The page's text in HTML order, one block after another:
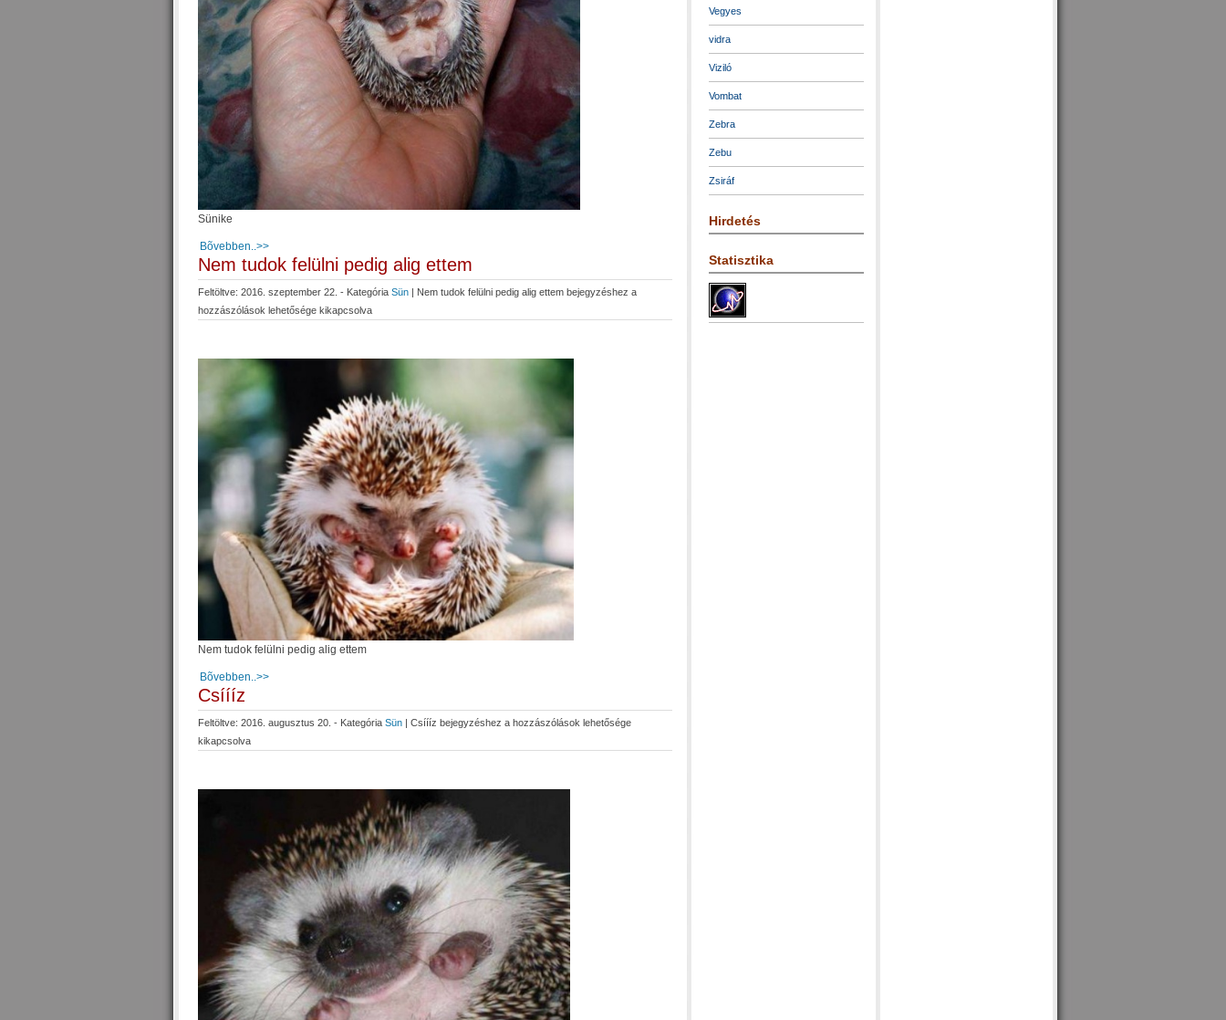
Sünike
Bõvebben..>>
Nem tudok felülni pedig alig ettem
Feltöltve: 2016. szeptember 22. - Kategória Sün | Nem tudok felülni pedig alig ettem bejegyzéshez a
hozzászólások lehetősége kikapcsolva
Nem tudok felülni pedig alig ettem
Bõvebben..>>
Csíííz
Feltöltve: 2016. augusztus 20. - Kategória Sün | Csíííz bejegyzéshez a hozzászólások lehetősége
kikapcsolva
Vegyes
vidra
Viziló
Vombat
Zebra
Zebu
Zsiráf
Hirdetés
Statisztika